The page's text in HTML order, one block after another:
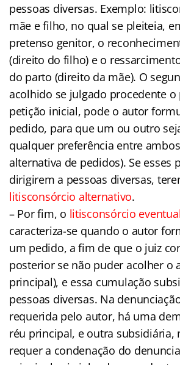
pessoas diversas. Exemplo:
mãe e filho, no qual se pleiteia,
pretenso genitor, o
(direito do filho) e o
do parto (direito da mãe). O
acolhido se julgado procedente
petição inicial, pode o autor
pedido, para que um ou outro
qualquer preferência entre
alternativa de pedidos). Se esses
dirigirem a pessoas diversas,
litisconsórcio alternativo.
– Por fim, o litisconsórcio eventual
caracteriza-se quando o autor
um pedido, a fim de que o juiz
posterior se não puder acolher o
principal), e essa cumulação
pessoas diversas. Na
requerida pelo autor, há uma
réu principal, e outra subsidiária,
requer a condenação do